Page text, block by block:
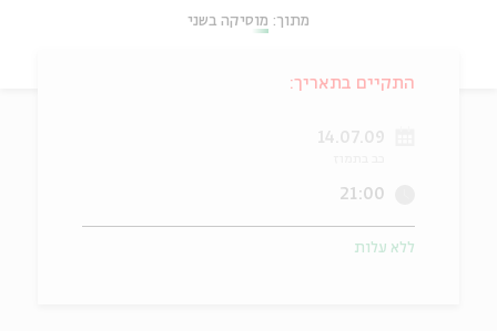
מתוך: מוסיקה בשני
התקיים בתאריך:
14.07.09
21:00
ללא עלות